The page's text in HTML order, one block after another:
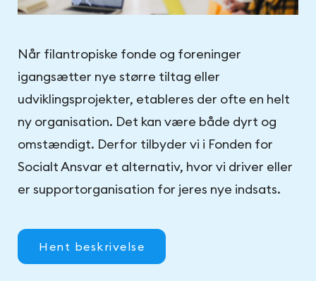
Når filantropiske fonde og foreninger
igangsætter nye større tiltag eller
udviklingsprojekter, etableres der ofte en helt
ny organisation. Det kan være både dyrt og
omstændigt. Derfor tilbyder vi i Fonden for
Socialt Ansvar et alternativ, hvor vi driver eller
er supportorganisation for jeres nye indsats.
Hent beskrivelse